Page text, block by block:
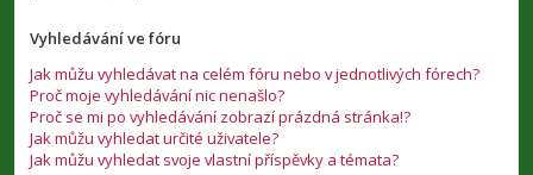
Vyhledávání ve fóru
Jak můžu vyhledávat na celém fóru nebo v jednotlivých fórech?
Proč moje vyhledávání nic nenašlo?
Proč se mi po vyhledávání zobrazí prázdná stránka!?
Jak můžu vyhledat určité uživatele?
Jak můžu vyhledat svoje vlastní příspěvky a témata?